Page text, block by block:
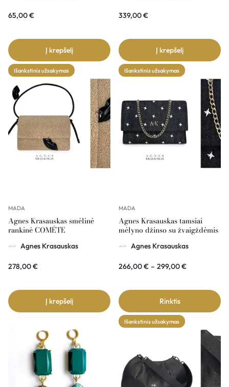
65,00€
Į krepšelį
339,00€
Į krepšelį
Išankstinis užsakymas
MADA
Agnes Krasauskas smėlinė
rankinė COMÉTE
Agnes Krasauskas
278,00€
Į krepšelį
Išankstinis užsakymas
MADA
Agnes Krasauskas tamsiai
mėlyno džinso su žvaigždėmis
Agnes Krasauskas
266,00€ – 299,00€
Rinktis
Išankstinis užsakymas